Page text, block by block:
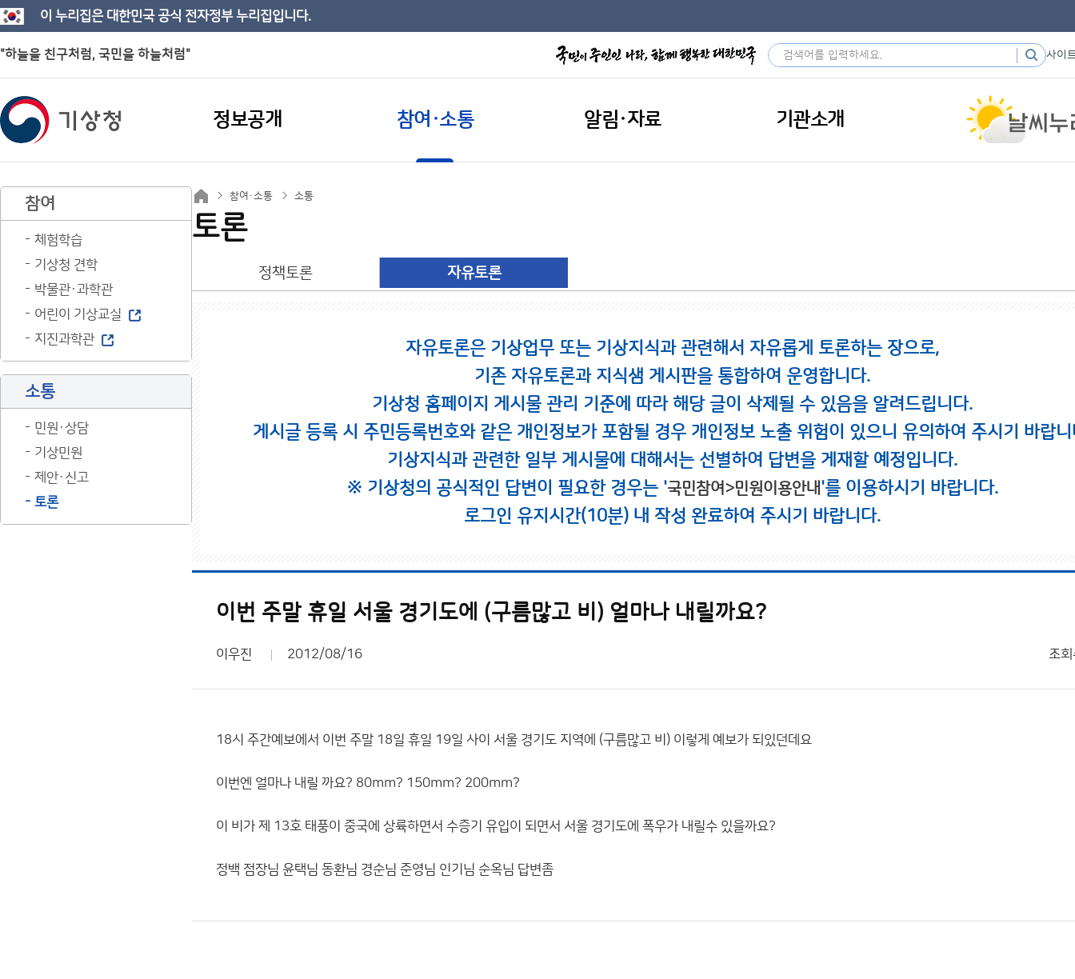
이 누리집은 대한민국 공식 전자정부 누리집입니다.
"하늘을 친구처럼, 국민을 하늘처럼" 사이
정보공개 참여·소통 알림·자료 기관소개
참여
체험학습
기상청 견학
박물관·과학관
어린이 기상교실
지진과학관
소통
민원·상담
기상민원
제안·신고
토론
참여·소통 소통
토론
정책토론 자유토론
자유토론은 기상업무 또는 기상지식과 관련해서 자유롭게 토론하는 장으로,
기존 자유토론과 지식샘 게시판을 통합하여 운영합니다.
기상청 홈페이지 게시물 관리 기준에 따라 해당 글이 삭제될 수 있음을 알려드립니다.
게시글 등록 시 주민등록번호와 같은 개인정보가 포함될 경우 개인정보 노출 위험이 있으니 유의하여 주시기 바랍니
기상지식과 관련한 일부 게시물에 대해서는 선별하여 답변을 게재할 예정입니다.
※ 기상청의 공식적인 답변이 필요한 경우는 '국민참여>민원이용안내'를 이용하시기 바랍니다.
로그인 유지시간(10분) 내 작성 완료하여 주시기 바랍니다.
이번 주말 휴일 서울 경기도에 (구름많고 비) 얼마나 내릴까요?
이우진 2012/08/16 조회
18시 주간예보에서 이번 주말 18일 휴일 19일 사이 서울 경기도 지역에 (구름많고 비) 이렇게 예보가 되있던데요
이번엔 얼마나 내릴 까요? 80mm? 150mm? 200mm?
이 비가 제 13호 태풍이 중국에 상륙하면서 수증기 유입이 되면서 서울 경기도에 폭우가 내릴수 있을까요?
정백 점장님 윤택님 동환님 경순님 준영님 인기님 순옥님 답변좀